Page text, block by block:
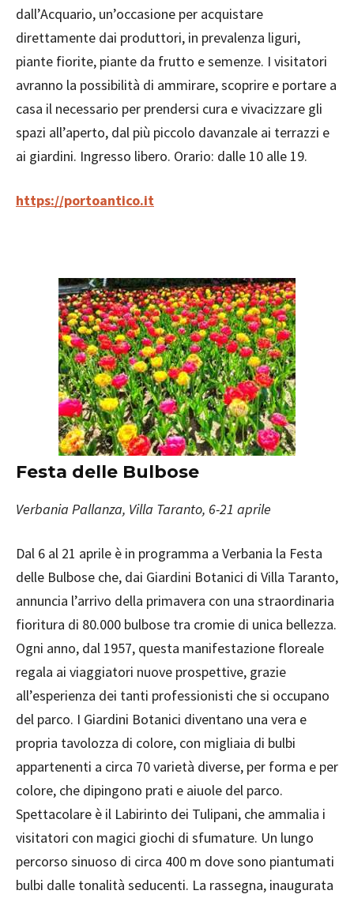
dall’Acquario, un’occasione per acquistare
direttamente dai produttori, in prevalenza liguri,
piante fiorite, piante da frutto e semenze. I visitatori
avranno la possibilità di ammirare, scoprire e portare a
casa il necessario per prendersi cura e vivacizzare gli
spazi all’aperto, dal più piccolo davanzale ai terrazzi e
ai giardini. Ingresso libero. Orario: dalle 10 alle 19.
https://portoantico.it
Festa delle Bulbose
Verbania Pallanza, Villa Taranto, 6-21 aprile
Dal 6 al 21 aprile è in programma a Verbania la Festa
delle Bulbose che, dai Giardini Botanici di Villa Taranto,
annuncia l’arrivo della primavera con una straordinaria
fioritura di 80.000 bulbose tra cromie di unica bellezza.
Ogni anno, dal 1957, questa manifestazione floreale
regala ai viaggiatori nuove prospettive, grazie
all’esperienza dei tanti professionisti che si occupano
del parco. I Giardini Botanici diventano una vera e
propria tavolozza di colore, con migliaia di bulbi
appartenenti a circa 70 varietà diverse, per forma e per
colore, che dipingono prati e aiuole del parco.
Spettacolare è il Labirinto dei Tulipani, che ammalia i
visitatori con magici giochi di sfumature. Un lungo
percorso sinuoso di circa 400 m dove sono piantumati
bulbi dalle tonalità seducenti. La rassegna, inaugurata